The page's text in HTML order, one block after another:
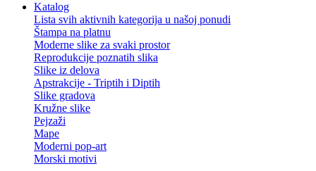
Katalog
Lista svih aktivnih kategorija u našoj ponudi
Štampa na platnu
Moderne slike za svaki prostor
Reprodukcije poznatih slika
Slike iz delova
Apstrakcije - Triptih i Diptih
Slike gradova
Kružne slike
Pejzaži
Mape
Moderni pop-art
Morski motivi